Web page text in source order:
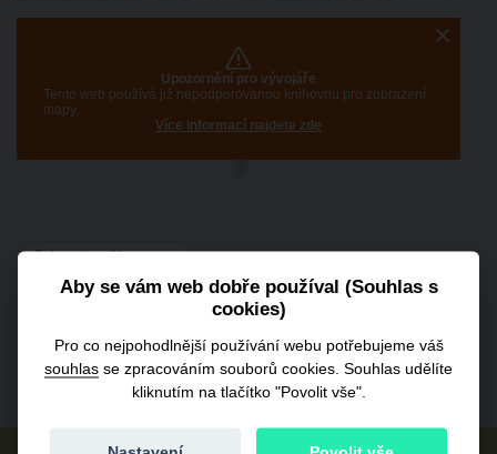
Aby se vám web dobře používal (Souhlas s
cookies)
Pro co nejpohodlnější používání webu potřebujeme váš
souhlas se zpracováním souborů cookies. Souhlas udělíte
kliknutím na tlačítko "Povolit vše".